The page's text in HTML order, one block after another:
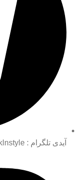
آیدی تلگرام : klnstyle